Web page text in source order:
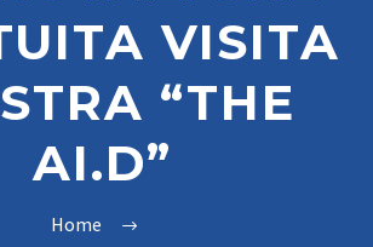
VISITA
“THE
AI.D”
Home